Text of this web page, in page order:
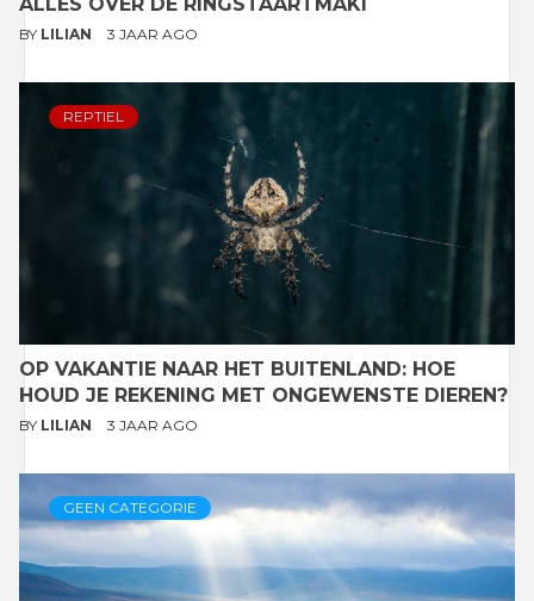
BY LILIAN 3 JAAR AGO
REPTIEL
OP VAKANTIE NAAR HET BUITENLAND: HOE
HOUD JE REKENING MET ONGEWENSTE DIEREN?
BY LILIAN 3 JAAR AGO
GEEN CATEGORIE